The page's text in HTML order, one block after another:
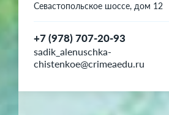
Севастопольское шоссе, дом 12
+7 (978) 707-20-93
sadik_alenuschka-
chistenkoe@crimeaedu.ru